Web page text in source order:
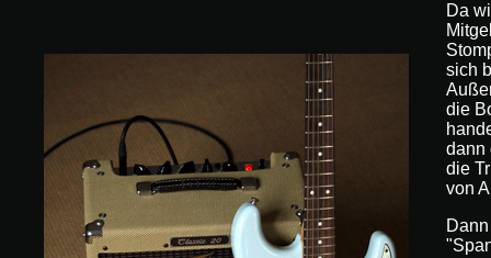
Da
sich
die
dann
die
von